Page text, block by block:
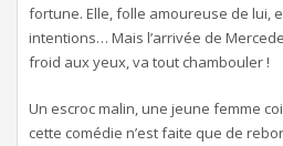
fortune. Elle, folle amoureuse de lui,
intentions… Mais l’arrivée de
froid aux yeux, va tout chambouler !
Un escroc malin, une jeune femme
cette comédie n’est faite que de